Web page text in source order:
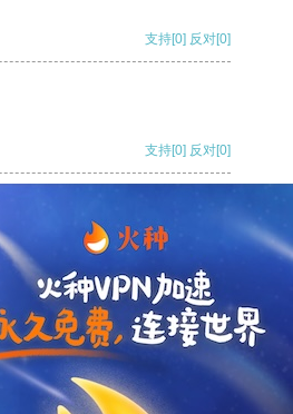
支持[0] 反对[0]
支持[0] 反对[0]
反对